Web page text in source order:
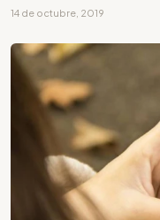
14 de octubre, 2019